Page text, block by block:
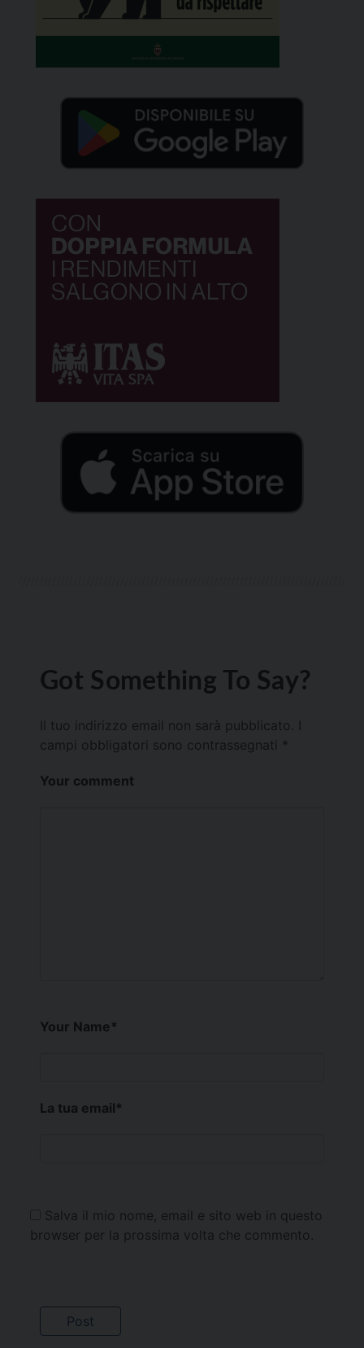
Got Something To Say?
Il tuo indirizzo email non sarà pubblicato.
campi obbligatori sono contrassegnati *
Your comment
Your Name*
La tua email*
Salva il mio nome, email e sito web in questo
browser per la prossima volta che commento.